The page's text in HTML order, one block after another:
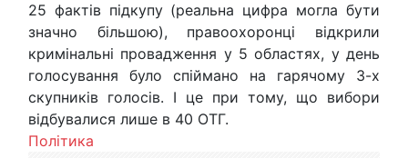
25 фактів підкупу (реальна цифра могла бути
значно більшою), правоохоронці відкрили
кримінальні провадження у 5 областях, у день
голосування було спіймано на гарячому 3-х
скупників голосів. І це при тому, що вибори
відбувалися лише в 40 ОТГ.
Політика